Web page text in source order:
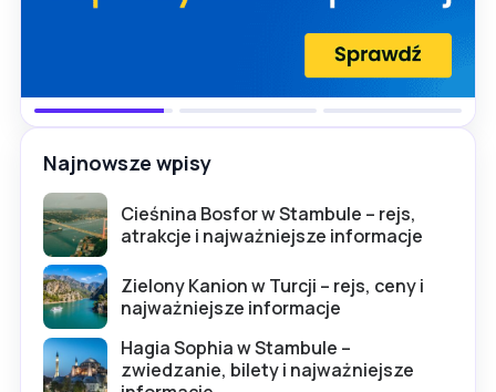
Najnowsze wpisy
Cieśnina Bosfor w Stambule – rejs,
atrakcje i najważniejsze informacje
Zielony Kanion w Turcji – rejs, ceny i
najważniejsze informacje
Hagia Sophia w Stambule –
zwiedzanie, bilety i najważniejsze